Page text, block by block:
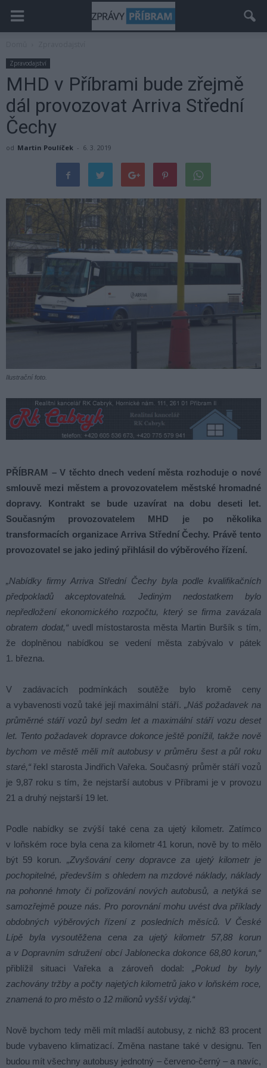
Zpravodajství
MHD v Příbrami bude zřejmě
dál provozovat Arriva Střední
Čechy
od Martin Poulíček - 6. 3. 2019
Ilustrační foto.
PŘÍBRAM – V těchto dnech vedení města rozhoduje o nové
smlouvě mezi městem a provozovatelem městské hromadné
dopravy. Kontrakt se bude uzavírat na dobu deseti let.
Současným provozovatelem MHD je po několika
transformacích organizace Arriva Střední Čechy. Právě tento
provozovatel se jako jediný přihlásil do výběrového řízení.
„Nabídky firmy Arriva Střední Čechy byla podle kvalifikačních
předpokladů akceptovatelná. Jediným nedostatkem bylo
nepředložení ekonomického rozpočtu, který se firma zavázala
obratem dodat,“uvedl místostarosta města Martin Buršík s tím,
že doplněnou nabídkou se vedení města zabývalo v pátek
1. března.
V zadávacích podmínkách soutěže bylo kromě ceny
a vybavenosti vozů také její maximální stáří. „Náš požadavek na
průměrné stáří vozů byl sedm let a maximální stáří vozu deset
let. Tento požadavek dopravce dokonce ještě ponížil, takže nově
bychom ve městě měli mít autobusy v průměru šest a půl roku
staré,“ řekl starosta Jindřich Vařeka. Současný průměr stáří vozů
je 9,87 roku s tím, že nejstarší autobus v Příbrami je v provozu
21 a druhý nejstarší 19 let.
Podle nabídky se zvýší také cena za ujetý kilometr. Zatímco
v loňském roce byla cena za kilometr 41 korun, nově by to mělo
být 59 korun. „Zvyšování ceny dopravce za ujetý kilometr je
pochopitelné, především s ohledem na mzdové náklady, náklady
na pohonné hmoty či pořizování nových autobusů, a netýká se
samozřejmě pouze nás. Pro porovnání mohu uvést dva příklady
obdobných výběrových řízení z posledních měsíců. V České
Lípě byla vysoutěžena cena za ujetý kilometr 57,88 korun
a v Dopravním sdružení obcí Jablonecka dokonce 68,80 korun,“
přiblížil situaci Vařeka a zároveň dodal: „Pokud by byly
zachovány tržby a počty najetých kilometrů jako v loňském roce,
znamená to pro město o 12 milionů vyšší výdaj.“
Nově bychom tedy měli mít mladší autobusy, z nichž 83 procent
bude vybaveno klimatizací. Změna nastane také v designu. Ten
budou mít všechny autobusy jednotný – červeno-černý – a navíc,